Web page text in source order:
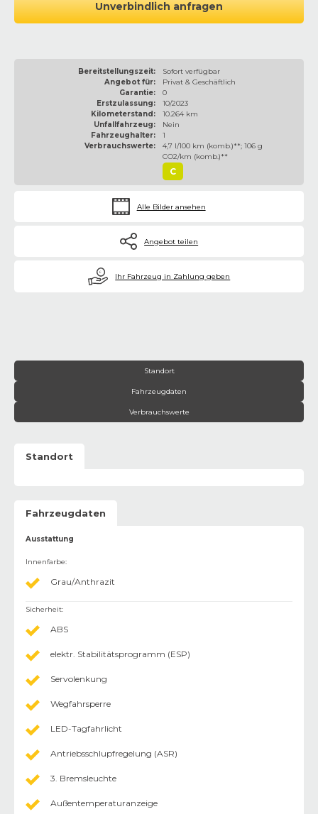
Unverbindlich anfragen
Bereitstellungszeit:
Sofort verfügbar
Angebot für:
Privat & Geschäftlich
Garantie:
0
Erstzulassung:
10/2023
Kilometerstand:
10.264 km
Unfallfahrzeug:
Nein
Fahrzeughalter:
1
Verbrauchswerte:
4,7 l/100 km (komb.)**; 106 g
CO2/km (komb.)**
C
Alle Bilder ansehen
Angebot teilen
€ Ihr Fahrzeug in Zahlung geben
Standort
Fahrzeugdaten
Verbrauchswerte
Standort
Fahrzeugdaten
Ausstattung
Innenfarbe:
Grau/Anthrazit
Sicherheit:
ABS
elektr. Stabilitätsprogramm (ESP)
Servolenkung
Wegfahrsperre
LED-Tagfahrlicht
Antriebsschlupfregelung (ASR)
3. Bremsleuchte
Außentemperaturanzeige